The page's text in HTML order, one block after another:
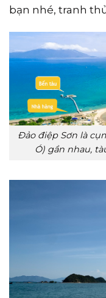
bạn nhé, tranh
Đảo điệp Sơn là
Ó) gần nhau,